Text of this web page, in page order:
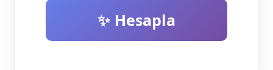
✨ Hesapla